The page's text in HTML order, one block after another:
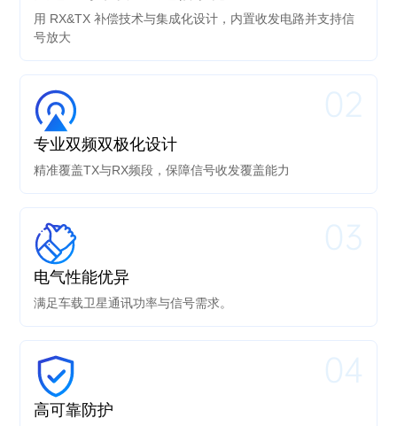
用 RX&TX 补偿技术与集成化设计，内置收发电路并支持信
号放大
专业双频双极化设计
精准覆盖TX与RX频段，保障信号收发覆盖能力
02
电气性能优异
满足车载卫星通讯功率与信号需求。
03
高可靠防护
04